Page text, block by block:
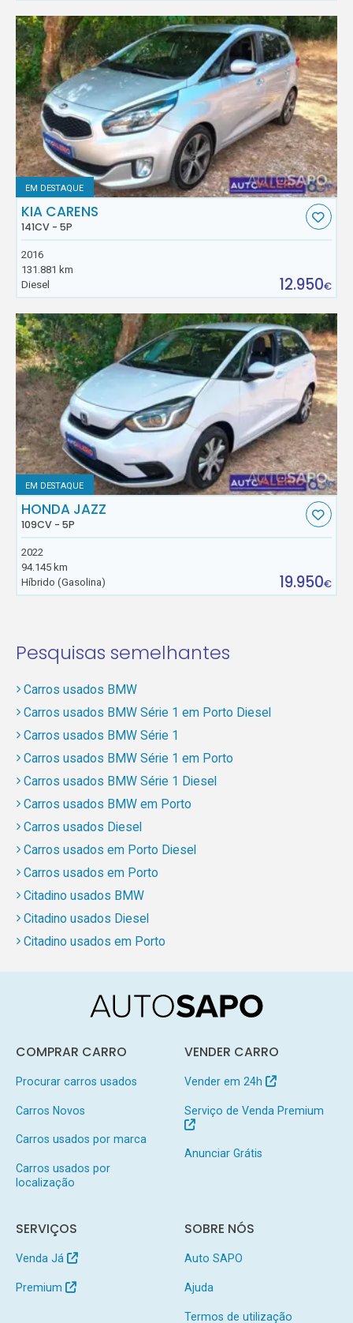
EM DESTAQUE
KIA CARENS
141CV - 5P
2016
131.881 km
Diesel
12.950€
EM DESTAQUE
HONDA JAZZ
109CV - 5P
2022
94.145 km
Híbrido (Gasolina)
19.950€
Pesquisas semelhantes
Carros usados BMW
Carros usados BMW Série 1 em Porto Diesel
Carros usados BMW Série 1
Carros usados BMW Série 1 em Porto
Carros usados BMW Série 1 Diesel
Carros usados BMW em Porto
Carros usados Diesel
Carros usados em Porto Diesel
Carros usados em Porto
Citadino usados BMW
Citadino usados Diesel
Citadino usados em Porto
COMPRAR CARRO
Procurar carros usados
Carros Novos
Carros usados por marca
Carros usados por
localização
VENDER CARRO
Vender em 24h
Serviço de Venda Premium
Anunciar Grátis
SERVIÇOS
Venda Já
Premium
SOBRE NÓS
Auto SAPO
Ajuda
Termos de utilização